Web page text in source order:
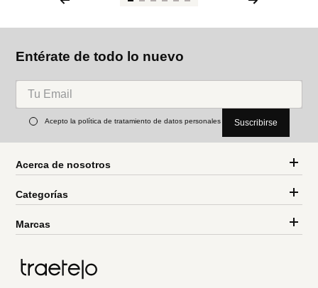
Entérate de todo lo nuevo
Acepto la política de tratamiento de datos personales Suscribirse
Acerca de nosotros
Categorías
Marcas